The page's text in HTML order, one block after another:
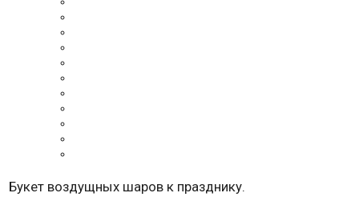
Букет воздущных шаров к празднику.